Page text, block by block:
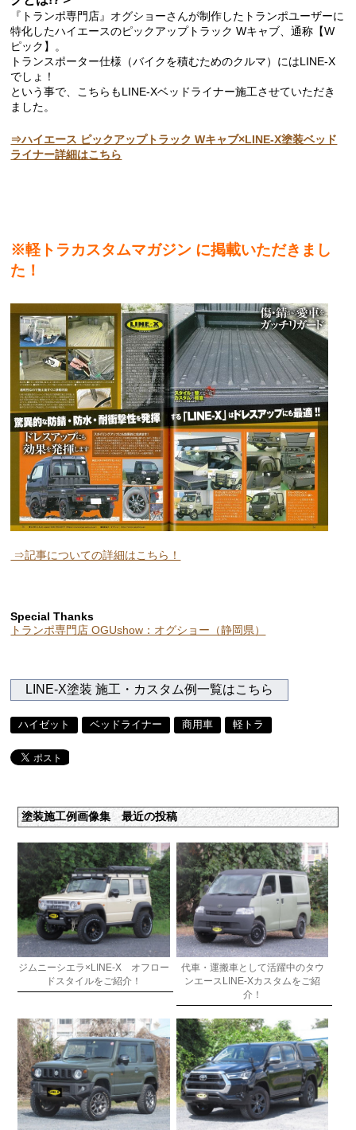
『トランポ専門店』オグショーさんが制作したトランポユーザーに
特化したハイエースのピックアップトラック Wキャブ、通称【W
ピック】。
トランスポーター仕様（バイクを積むためのクルマ）にはLINE-X
でしょ！
という事で、こちらもLINE-Xベッドライナー施工させていただき
ました。
⇒ハイエース ピックアップトラック Wキャブ×LINE-X塗装ベッド
ライナー詳細はこちら
※軽トラカスタムマガジン に掲載いただきまし
た！
⇒記事についての詳細はこちら！
Special Thanks
トランポ専門店 OGUshow：オグショー（静岡県）
LINE-X塗装 施工・カスタム例一覧はこちら
ハイゼット ベッドライナー 商用車 軽トラ
塗装施工例画像集 最近の投稿
ジムニーシエラ×LINE-X オフロー
ドスタイルをご紹介！
代車・運搬車として活躍中のタウ
ンエースLINE-Xカスタムをご紹
介！